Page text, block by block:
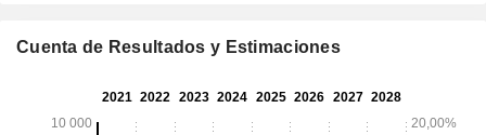
Cuenta de Resultados y Estimaciones